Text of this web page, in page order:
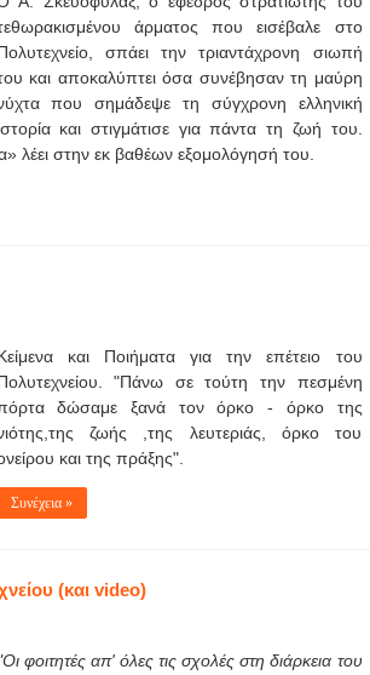
άρματος που εισέβαλε στο
σπάει την τριαντάχρονη σιωπή
και αποκαλύπτει όσα συνέβησαν τη μαύρη
που σημάδεψε τη σύγχρονη ελληνική
και στιγμάτισε για πάντα τη ζωή του.
λέει στην εκ βαθέων εξομολόγησή του.
και Ποιήματα για την επέτειο του
"Πάνω σε τούτη την πεσμένη
δώσαμε ξανά τον όρκο - όρκο της
ζωής ,της λευτεριάς, όρκο του
και της πράξης".
Συνέχεια »
(και video)
φοιτητές απ' όλες τις σχολές στη διάρκεια του